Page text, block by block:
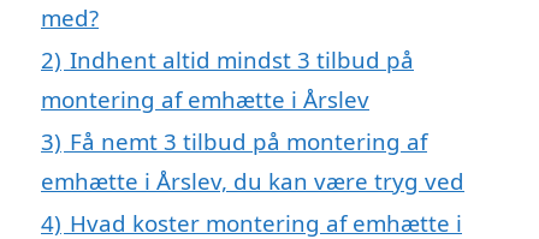
med?
2) Indhent altid mindst 3 tilbud på
montering af emhætte i Årslev
3) Få nemt 3 tilbud på montering af
emhætte i Årslev, du kan være tryg ved
4) Hvad koster montering af emhætte i